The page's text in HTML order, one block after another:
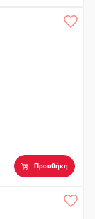
Προσθήκη